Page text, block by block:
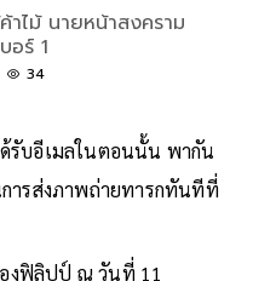
าไม้ นายหน้าสงคราม
อร์ 1
34
บอีเมลในตอนนั้น พากัน
การส่งภาพถ่ายทารกทันทีที่
องฟิลิปป์ ณ วันที่ 11